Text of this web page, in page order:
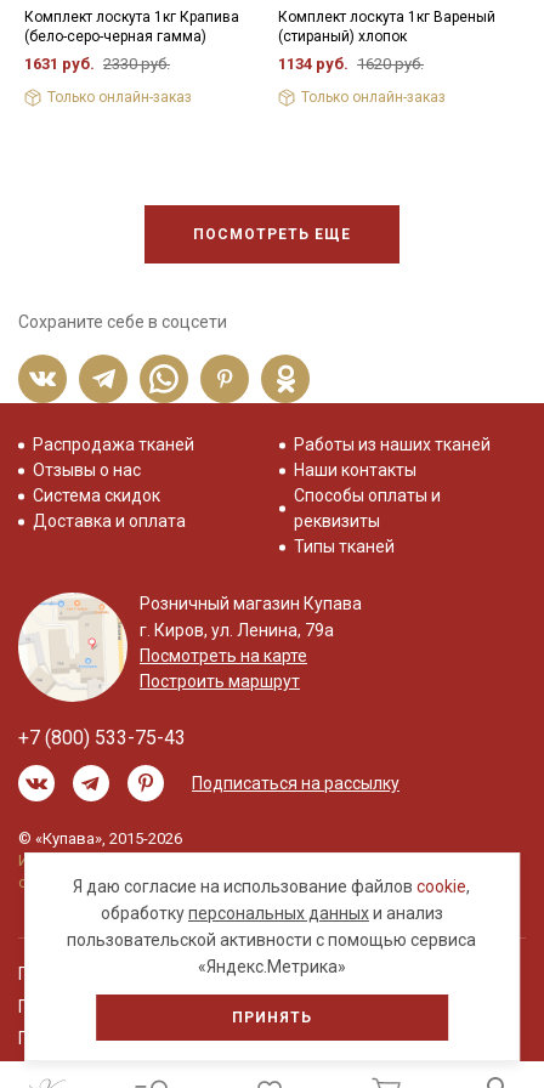
Комплект лоскута 1кг Крапива
(бело-серо-черная гамма)
1631 руб. 2330 руб.
Только онлайн-заказ
Комплект лоскута 1кг Вареный
(стираный) хлопок
1134 руб. 1620 руб.
Только онлайн-заказ
ПОСМОТРЕТЬ ЕЩЕ
Сохраните себе в соцсети
Я даю согласие на использование файловcookie,
обработкуперсональных данныхи анализ
пользовательской активности с помощью сервиса
«Яндекс.Метрика»
ПРИНЯТЬ
Распродажа тканей
Отзывы о нас
Система скидок
Доставка и оплата
Работы из наших тканей
Наши контакты
Способы оплаты и
реквизиты
Типы тканей
Розничный магазин Купава
г. Киров, ул. Ленина, 79а
Посмотреть на карте
Построить маршрут
+7 (800) 533-75-43
Подписаться на рассылку
© «Купава», 2015-2026
Информация на сайте не является публичной
офертой.
Правовая информация
Политика обработки персональных данных
Пользовательское соглашение